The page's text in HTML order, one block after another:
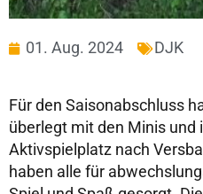
01. Aug. 2024 DJK
Für den Saisonabschluss
überlegt mit den Minis und
Aktivspielplatz nach
haben alle für